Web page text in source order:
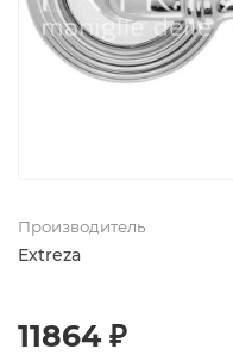
Производитель
Extreza
11864 ₽